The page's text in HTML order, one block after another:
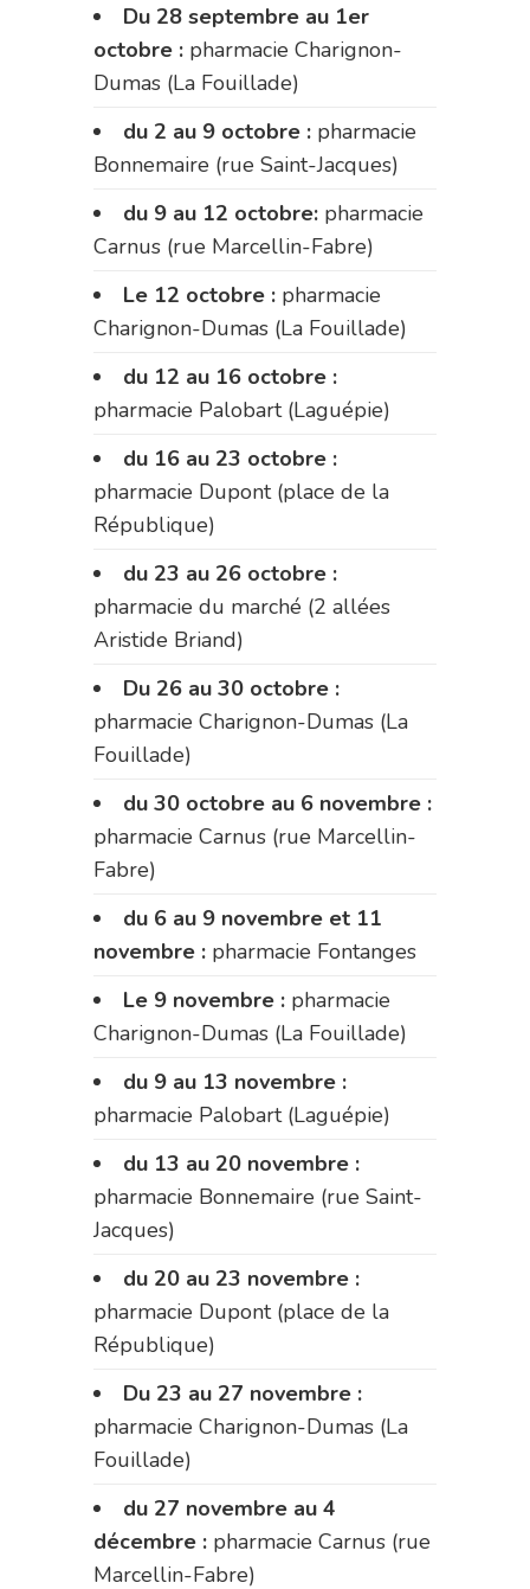
Du 28 septembre au 1er
octobre : pharmacie Charignon-
Dumas (La Fouillade)
du 2 au 9 octobre : pharmacie
Bonnemaire (rue Saint-Jacques)
du 9 au 12 octobre: pharmacie
Carnus (rue Marcellin-Fabre)
Le 12 octobre : pharmacie
Charignon-Dumas (La Fouillade)
du 12 au 16 octobre :
pharmacie Palobart (Laguépie)
du 16 au 23 octobre :
pharmacie Dupont (place de la
République)
du 23 au 26 octobre :
pharmacie du marché (2 allées
Aristide Briand)
Du 26 au 30 octobre :
pharmacie Charignon-Dumas (La
Fouillade)
du 30 octobre au 6 novembre :
pharmacie Carnus (rue Marcellin-
Fabre)
du 6 au 9 novembre et 11
novembre : pharmacie Fontanges
Le 9 novembre : pharmacie
Charignon-Dumas (La Fouillade)
du 9 au 13 novembre :
pharmacie Palobart (Laguépie)
du 13 au 20 novembre :
pharmacie Bonnemaire (rue Saint-
Jacques)
du 20 au 23 novembre :
pharmacie Dupont (place de la
République)
Du 23 au 27 novembre :
pharmacie Charignon-Dumas (La
Fouillade)
du 27 novembre au 4
décembre : pharmacie Carnus (rue
Marcellin-Fabre)